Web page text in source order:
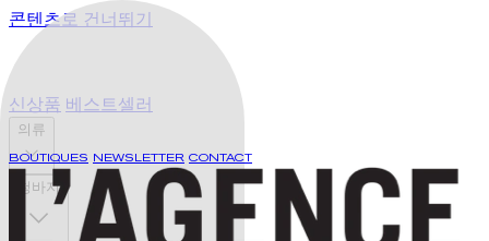
콘텐츠로 건너뛰기
BOUTIQUES NEWSLETTER CONTACT
신상품 베스트셀러
의류
청바지